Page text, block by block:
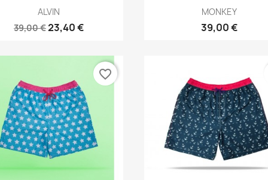
Aperçu rapide
ALVIN
39,00 €23,40 €
Aperçu rapide
MONKEY
39,00 €
favorite_border